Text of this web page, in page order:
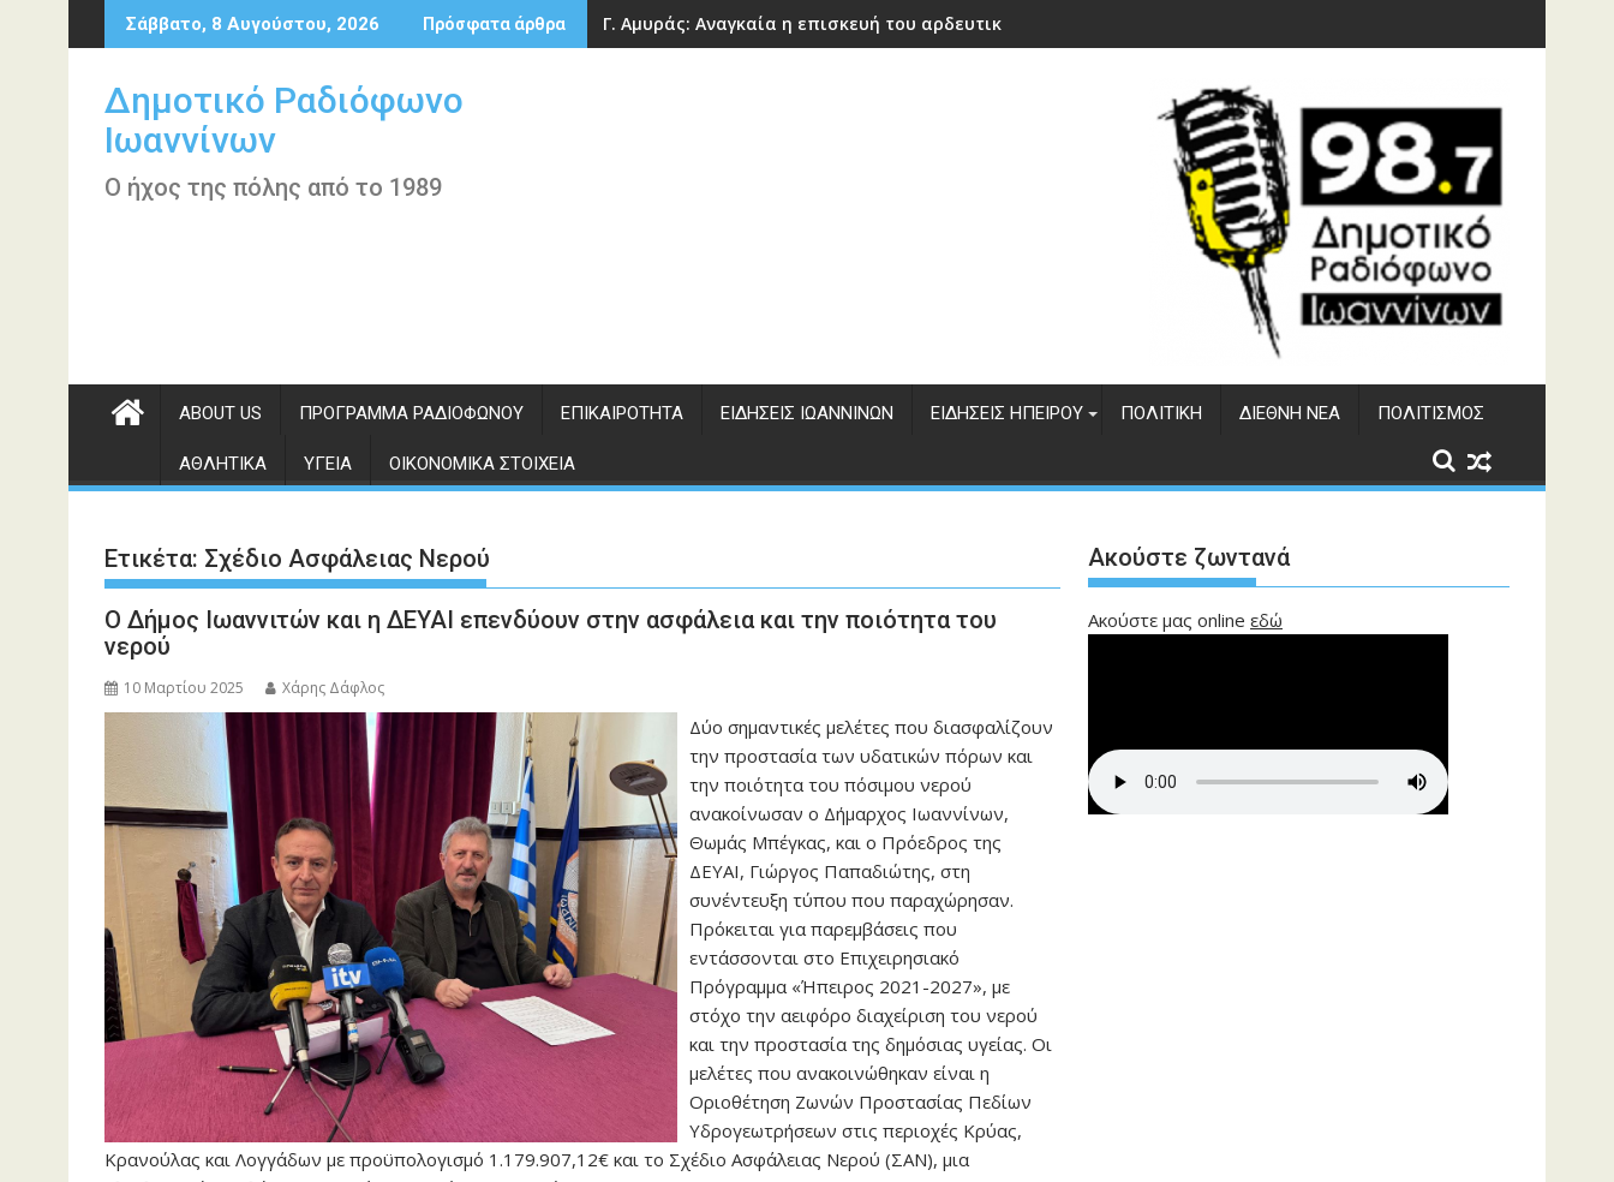
Περάστε
στο
Σάββατο, 8 Αυγούστου, 2026 Πρόσφατα άρθρα Γ. Αμυράς: Αναγκαία η επισκευή του αρδευτικού φράγματος Αώου
Δημοτικό Ραδιόφωνο
Ιωαννίνων
Ο ήχος της πόλης από το 1989
ABOUT US ΠΡΌΓΡΑΜΜΑ ΡΑΔΙΟΦΏΝΟΥ ΕΠΙΚΑΙΡΌΤΗΤΑ ΕΙΔΉΣΕΙΣ ΙΩΑΝΝΊΝΩΝ ΕΙΔΉΣΕΙΣ ΗΠΕΊΡΟΥ ΠΟΛΙΤΙΚΉ ΔΙΕΘΝΉ ΝΈΑ ΠΟΛΙΤΙΣΜΌΣ
ΑΘΛΗΤΙΚΆ ΥΓΕΊΑ ΟΙΚΟΝΟΜΙΚΆ ΣΤΟΙΧΕΊΑ
Ετικέτα: Σχέδιο Ασφάλειας Νερού
Ο Δήμος Ιωαννιτών και η ΔΕΥΑΙ επενδύουν στην ασφάλεια και την ποιότητα του
νερού
10 Μαρτίου 2025 Χάρης Δάφλος
Δύο σημαντικές μελέτες που διασφαλίζουν
την προστασία των υδατικών πόρων και
την ποιότητα του πόσιμου νερού
ανακοίνωσαν ο Δήμαρχος Ιωαννίνων,
Θωμάς Μπέγκας, και ο Πρόεδρος της
ΔΕΥΑΙ, Γιώργος Παπαδιώτης, στη
συνέντευξη τύπου που παραχώρησαν.
Πρόκειται για παρεμβάσεις που
εντάσσονται στο Επιχειρησιακό
Πρόγραμμα «Ήπειρος 2021-2027», με
στόχο την αειφόρο διαχείριση του νερού
και την προστασία της δημόσιας υγείας. Οι
μελέτες που ανακοινώθηκαν είναι η
Οριοθέτηση Ζωνών Προστασίας Πεδίων
Υδρογεωτρήσεων στις περιοχές Κρύας,
Κρανούλας και Λογγάδων με προϋπολογισμό 1.179.907,12€ και το Σχέδιο Ασφάλειας Νερού (ΣΑΝ), μια
Ακούστε ζωντανά
Ακούστε μας online εδώ